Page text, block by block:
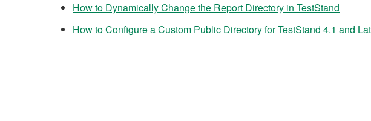
How to Dynamically Change the Report Directory in TestStand
How to Configure a Custom Public Directory for TestStand 4.1 and